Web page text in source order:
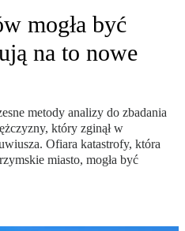
mogła być
na to nowe
metody analizy do zbadania
który zginął w
Ofiara katastrofy, która
miasto, mogła być